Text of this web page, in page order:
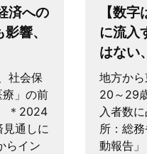
済への
響、
社会保
」の前
＊2024
通しに
らイン
【数
に流入
はない
地方か
20～29
入者数
所：総
動報告